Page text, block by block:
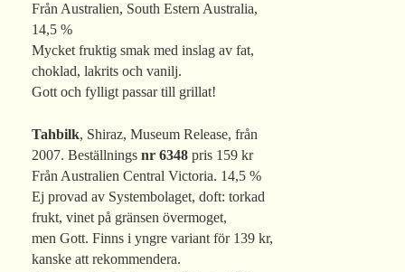
Från Australien, South Estern Australia,
14,5 %
Mycket fruktig smak med inslag av fat,
choklad, lakrits och vanilj.
Gott och fylligt passar till grillat!
Tahbilk, Shiraz, Museum Release, från
2007. Beställnings nr 6348 pris 159 kr
Från Australien Central Victoria. 14,5 %
Ej provad av Systembolaget, doft: torkad
frukt, vinet på gränsen övermoget,
men Gott. Finns i yngre variant för 139 kr,
kanske att rekommendera.